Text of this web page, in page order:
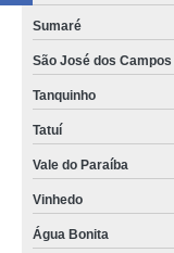
Sumaré
São José dos Campos
Tanquinho
Tatuí
Vale do Paraíba
Vinhedo
Água Bonita